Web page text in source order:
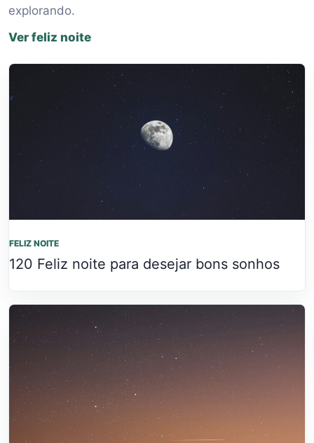
explorando.
Ver feliz noite
FELIZ NOITE
120 Feliz noite para desejar bons sonhos